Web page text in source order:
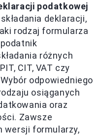
podatkowej
deklaracji,
rodzaj formularza
różnych
CIT, VAT czy
odpowiedniego
osiąganych
oraz
Zawsze
wersji formularzy,